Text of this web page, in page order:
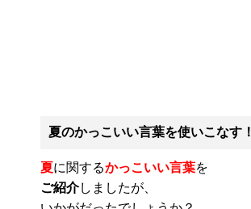
夏のかっこいい言葉を使いこなす！
夏に関するかっこいい言葉を
ご紹介しましたが、